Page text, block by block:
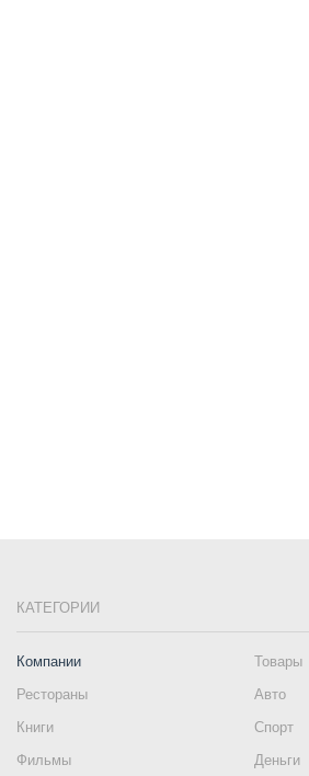
КАТЕГОРИИ
Компании
Товары
Рестораны
Авто
Книги
Спорт
Фильмы
Деньги